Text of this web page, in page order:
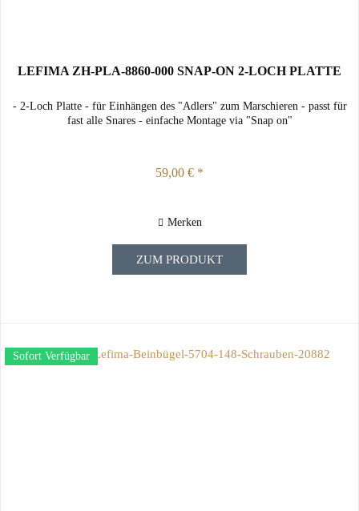
LEFIMA ZH-PLA-8860-000 SNAP-ON 2-LOCH PLATTE
- 2-Loch Platte - für Einhängen des "Adlers" zum Marschieren - passt für
fast alle Snares - einfache Montage via "Snap on"
59,00 € *
Merken
ZUM PRODUKT
Sofort Verfügbar